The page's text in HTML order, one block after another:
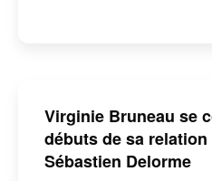
Virginie Bruneau se
débuts de sa
Sébastien Delorme